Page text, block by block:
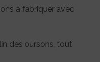
à fabriquer avec
des oursons, tout